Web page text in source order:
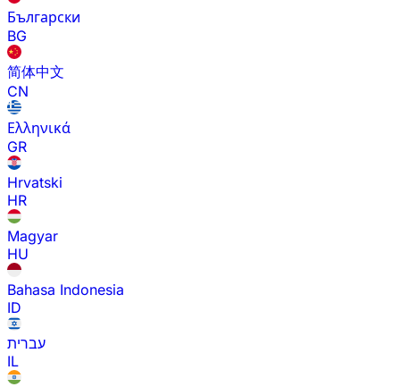
Български
BG
简体中文
CN
Ελληνικά
GR
Hrvatski
HR
Magyar
HU
Bahasa Indonesia
ID
עברית
IL